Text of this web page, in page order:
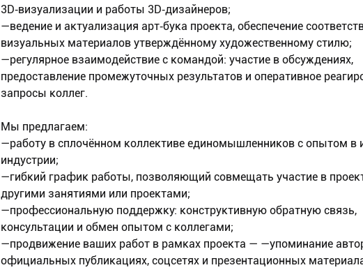
3D‑визуализации и работы 3D‑дизайнеров;
—ведение и актуализация арт‑бука проекта, обеспечение
визуальных материалов утверждённому художественному стилю;
—регулярное взаимодействие с командой: участие в обсуждениях,
предоставление промежуточных результатов и оперативное
запросы коллег.
Мы предлагаем:
—работу в сплочённом коллективе единомышленников с опытом в
индустрии;
—гибкий график работы, позволяющий совмещать участие в
другими занятиями или проектами;
—профессиональную поддержку: конструктивную обратную связь,
консультации и обмен опытом с коллегами;
—продвижение ваших работ в рамках проекта — —упоминание
официальных публикациях, соцсетях и презентационных